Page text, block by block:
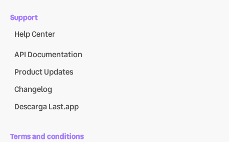
Support
Help Center
API Documentation
Product Updates
Changelog
Descarga Last.app
Terms and conditions